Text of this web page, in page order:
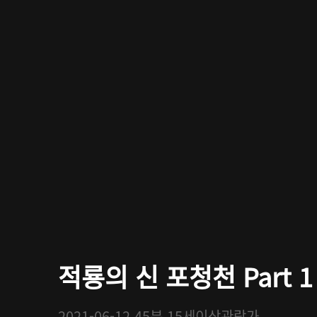
적룡의 신 포청천 Part